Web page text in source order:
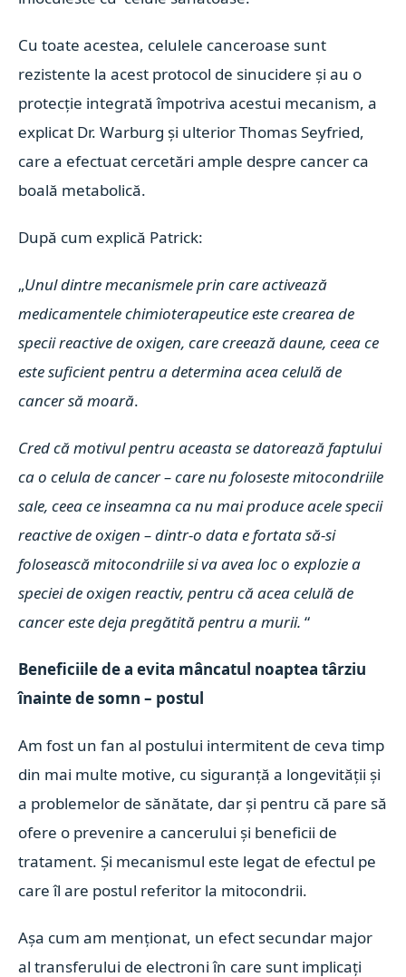
Cu toate acestea, celulele canceroase sunt
rezistente la acest protocol de sinucidere și au o
protecție integrată împotriva acestui mecanism, a
explicat Dr. Warburg și ulterior Thomas Seyfried,
care a efectuat cercetări ample despre cancer ca
boală metabolică.
După cum explică Patrick:
„Unul dintre mecanismele prin care activează
medicamentele chimioterapeutice este crearea de
specii reactive de oxigen, care creează daune, ceea ce
este suficient pentru a determina acea celulă de
cancer să moară.
Cred că motivul pentru aceasta se datorează faptului
ca o celula de cancer – care nu foloseste mitocondriile
sale, ceea ce inseamna ca nu mai produce acele specii
reactive de oxigen – dintr-o data e fortata să-si
folosească mitocondriile si va avea loc o explozie a
speciei de oxigen reactiv, pentru că acea celulă de
cancer este deja pregătită pentru a murii. “
Beneficiile de a evita mâncatul noaptea târziu
înainte de somn – postul
Am fost un fan al postului intermitent de ceva timp
din mai multe motive, cu siguranță a longevității și
a problemelor de sănătate, dar și pentru că pare să
ofere o prevenire a cancerului și beneficii de
tratament. Și mecanismul este legat de efectul pe
care îl are postul referitor la mitocondrii.
Așa cum am menționat, un efect secundar major
al transferului de electroni în care sunt implicați